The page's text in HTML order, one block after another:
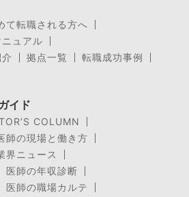
て転職される方へ
ュアル
拠点一覧
転職成功事例
イド
COLUMN
師の現場と働き方
界ニュース
医師の年収診断
医師の職場カルテ